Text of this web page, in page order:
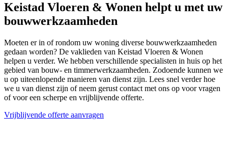
Keistad Vloeren & Wonen helpt u met uw
bouwwerkzaamheden
Moeten er in of rondom uw woning diverse bouwwerkzaamheden
gedaan worden? De vaklieden van Keistad Vloeren & Wonen
helpen u verder. We hebben verschillende specialisten in huis op het
gebied van bouw- en timmerwerkzaamheden. Zodoende kunnen we
u op uiteenlopende manieren van dienst zijn. Lees snel verder hoe
we u van dienst zijn of neem gerust contact met ons op voor vragen
of voor een scherpe en vrijblijvende offerte.
Vrijblijvende offerte aanvragen